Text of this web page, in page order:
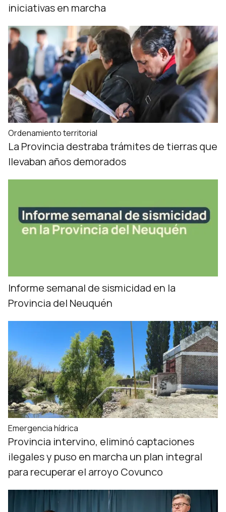
iniciativas en marcha
Ordenamiento territorial
La Provincia destraba trámites de tierras que
llevaban años demorados
Informe semanal de sismicidad en la
Provincia del Neuquén
Emergencia hídrica
Provincia intervino, eliminó captaciones
ilegales y puso en marcha un plan integral
para recuperar el arroyo Covunco